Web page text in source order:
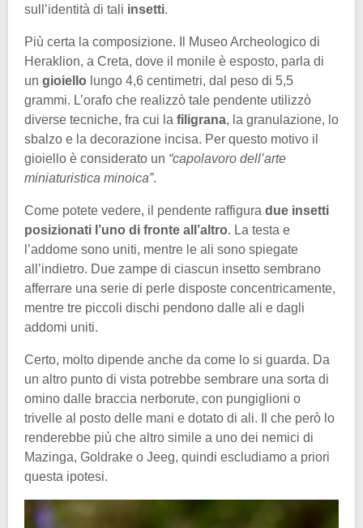
sull’identità di tali insetti.
Più certa la composizione. Il Museo Archeologico di
Heraklion, a Creta, dove il monile è esposto, parla di
un gioiello lungo 4,6 centimetri, dal peso di 5,5
grammi. L’orafo che realizzò tale pendente utilizzò
diverse tecniche, fra cui la filigrana, la granulazione, lo
sbalzo e la decorazione incisa. Per questo motivo il
gioiello è considerato un “capolavoro dell’arte
miniaturistica minoica”.
Come potete vedere, il pendente raffigura due insetti
posizionati l’uno di fronte all’altro. La testa e
l’addome sono uniti, mentre le ali sono spiegate
all’indietro. Due zampe di ciascun insetto sembrano
afferrare una serie di perle disposte concentricamente,
mentre tre piccoli dischi pendono dalle ali e dagli
addomi uniti.
Certo, molto dipende anche da come lo si guarda. Da
un altro punto di vista potrebbe sembrare una sorta di
omino dalle braccia nerborute, con pungiglioni o
trivelle al posto delle mani e dotato di ali. Il che però lo
renderebbe più che altro simile a uno dei nemici di
Mazinga, Goldrake o Jeeg, quindi escludiamo a priori
questa ipotesi.